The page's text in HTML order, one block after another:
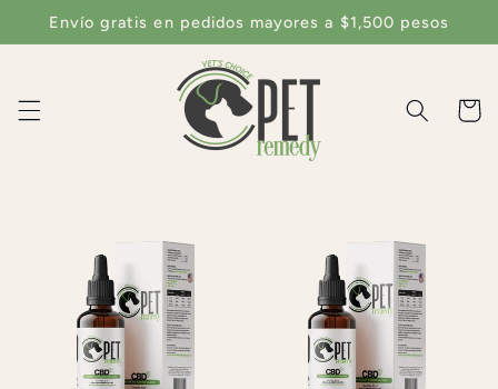
directamente
al contenido
Envío gratis en pedidos mayores a $1,500 pesos
Carrito